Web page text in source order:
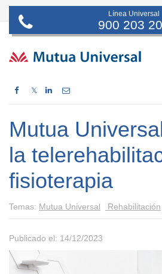
Línea Universal
900 203
𝕏
Mutua
la
fisioterapia
Temas: Mutua Universal Rehabilitación
Publicado el: 14/12/2023